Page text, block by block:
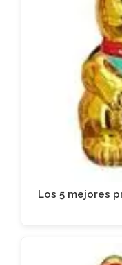
Los 5 mejores